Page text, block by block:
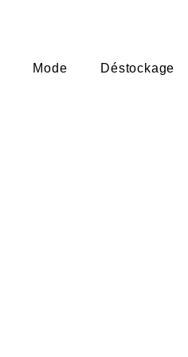
Mode Déstockage